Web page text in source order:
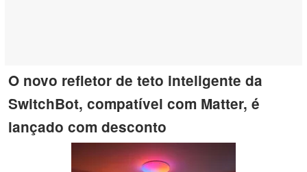
O novo refletor de teto inteligente da
SwitchBot, compatível com Matter, é
lançado com desconto